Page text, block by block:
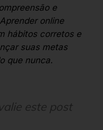
e
online
hábitos corretos e
suas metas
que nunca.
este post